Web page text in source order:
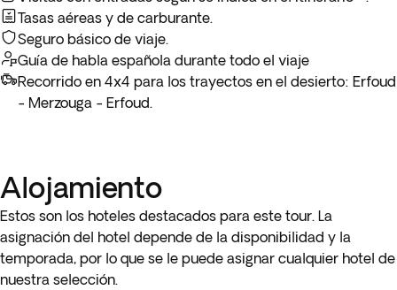
restaurante Dar Essalam, disfrutando de un menú
tradicional y la decoración del lugar, acompañado por danza
del vientre y música marroquí. El menú incluye ensaladas
marroquíes, tagine de pollo al limón, naranja con canela y té.
Informa sobre alergias, intolerancias o dieta
vegetariana/vegana al hacer la reserva para adaptar el
Ouarzazate.
cuyo trayecto podemos ver poblados bereberes, granjas y
paisajes espectaculares. Alojamiento en Marrakech.
Patrimonio de la Humanidad por la Unesco en 2002 y con
unas fascinantes vistas al Atlántico, la ciudad amurallada de
Essaouira del siglo XV, aún conserva influencias fenicias,
cretenses y púnicas. Embárcate en esta interesante visita
por la ciudad, en la que podrás aprender cómo se recolectan
Tasas aéreas y de carburante.
Seguro básico de viaje.
Guía de habla española durante todo el viaje
Recorrido en 4x4 para los trayectos en el desierto: Erfoud
- Merzouga - Erfoud.
Alojamiento
Estos son los hoteles destacados para este tour. La
asignación del hotel depende de la disponibilidad y la
temporada, por lo que se le puede asignar cualquier hotel de
nuestra selección.